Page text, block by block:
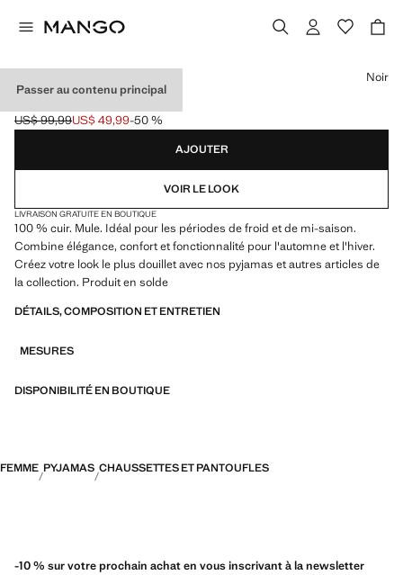
Passer au contenu principal
Prix initial barré [US$ 99,99 ]
US$ 99,99
Prix actuel [US$ 49,99 ]
US$ 49,99-50 %
Choisissez une couleur
Noir
AJOUTER
VOIR LE LOOK
LIVRAISON GRATUITE EN BOUTIQUE
100 % cuir. Mule. Idéal pour les périodes de froid et de mi-saison.
Combine élégance, confort et fonctionnalité pour l'automne et l'hiver.
Créez votre look le plus douillet avec nos pyjamas et autres articles de
la collection. Produit en solde
DÉTAILS, COMPOSITION ET ENTRETIEN
MESURES
DISPONIBILITÉ EN BOUTIQUE
FEMME PYJAMAS CHAUSSETTES ET PANTOUFLES
-10 % sur votre prochain achat en vous inscrivant à la newsletter